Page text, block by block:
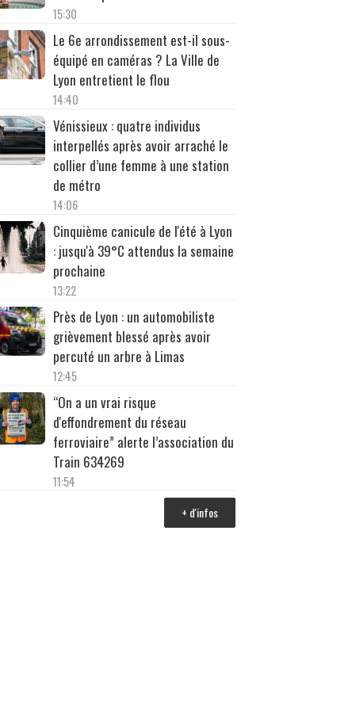
15:30
Le 6e arrondissement est-il sous-
équipé en caméras ? La Ville de
Lyon entretient le flou
14:40
Vénissieux : quatre individus
interpellés après avoir arraché le
collier d’une femme à une station
de métro
14:06
Cinquième canicule de l'été à Lyon
: jusqu'à 39°C attendus la semaine
prochaine
13:22
Près de Lyon : un automobiliste
grièvement blessé après avoir
percuté un arbre à Limas
12:45
“On a un vrai risque
d'effondrement du réseau
ferroviaire” alerte l’association du
Train 634269
11:54
+ d'infos